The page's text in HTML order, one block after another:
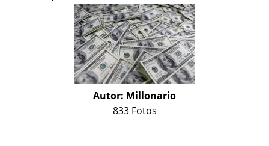
Autor: Millonario
833 Fotos